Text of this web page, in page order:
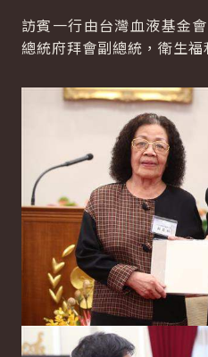
訪賓一行由台灣血液基金
總統府拜會副總統，衛生